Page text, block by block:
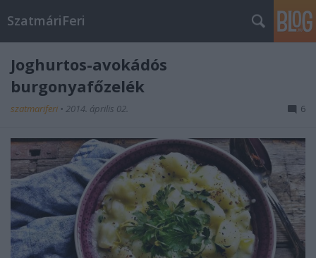
SzatmáriFeri
Joghurtos-avokádós
burgonyafőzelék
szatmariferi • 2014. április 02. 6